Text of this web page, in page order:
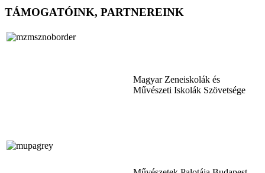
TÁMOGATÓINK, PARTNEREINK
Magyar Zeneiskolák és
Művészeti Iskolák Szövetsége